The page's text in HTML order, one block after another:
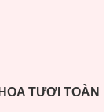
TƯƠI TOÀN